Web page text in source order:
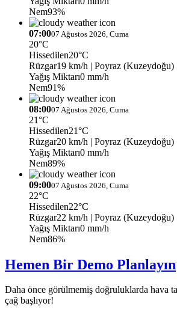
Nem93%
07:0007 Ağustos 2026, Cuma
20°C
Hissedilen20°C
Rüzgar19 km/h | Poyraz (Kuzeydoğu)
Yağış Miktarı0 mm/h
Nem91%
08:0007 Ağustos 2026, Cuma
21°C
Hissedilen21°C
Rüzgar20 km/h | Poyraz (Kuzeydoğu)
Yağış Miktarı0 mm/h
Nem89%
09:0007 Ağustos 2026, Cuma
22°C
Hissedilen22°C
Rüzgar22 km/h | Poyraz (Kuzeydoğu)
Yağış Miktarı0 mm/h
Nem86%
Hemen Bir Demo Planlayın
Daha önce görülmemiş doğruluklarda hava
çağ başlıyor!